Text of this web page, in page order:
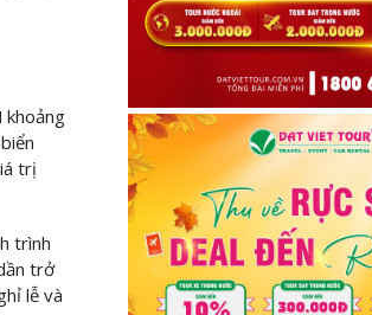
khoảng
trị
trình
trở
lễ và